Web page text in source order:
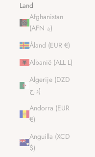
Land
Afghanistan
(AFN ؋)
Åland (EUR €)
Albanië (ALL L)
Algerije (DZD
د.ج)
Andorra (EUR
€)
Anguilla (XCD
$)